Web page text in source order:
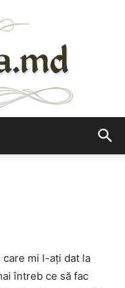
mi l-ați dat la
întreb ce să fac